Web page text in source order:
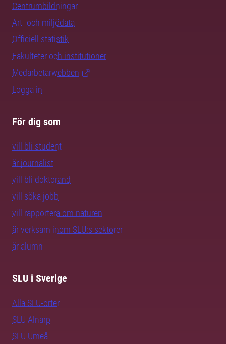
Centrumbildningar
Art- och miljödata
Officiell statistik
Fakulteter och institutioner
Medarbetarwebben
Logga in
För dig som
vill bli student
är journalist
vill bli doktorand
vill söka jobb
vill rapportera om naturen
är verksam inom SLU:s sektorer
är alumn
SLU i Sverige
Alla SLU-orter
SLU Alnarp
SLU Umeå